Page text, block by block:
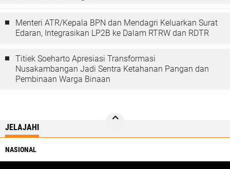
Menteri ATR/Kepala BPN dan Mendagri Keluarkan Surat
Edaran, Integrasikan LP2B ke Dalam RTRW dan RDTR
Titiek Soeharto Apresiasi Transformasi
Nusakambangan Jadi Sentra Ketahanan Pangan dan
Pembinaan Warga Binaan
JELAJAHI
NASIONAL